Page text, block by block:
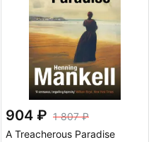
904
1 807
A Treacherous Paradise